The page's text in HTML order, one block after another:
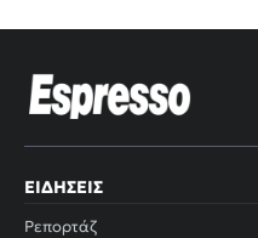
ΕΙΔΉΣΕΙΣ
Ρεπορτάζ